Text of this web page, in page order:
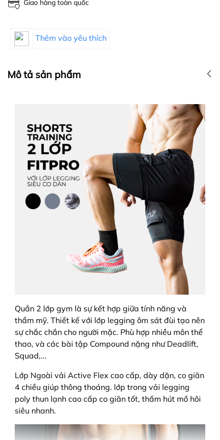
Giao hàng toàn quốc
Thêm vào yêu thích
Mô tả sản phẩm
Quần 2 lớp gym là sự kết hợp giữa tính năng và
thẩm mỹ. Thiết kế với lớp legging ôm sát đùi tạo nên
sự chắc chắn cho người mặc. Phù hợp nhiều môn thể
thao, và các bài tập Compound nặng như Deadlift,
Squad,...
Lớp Ngoài vải Active Flex cao cấp, dày dặn, co giãn
4 chiều giúp thông thoáng. lớp trong vải legging
poly thun lạnh cao cấp co giãn tốt, thấm hút mồ hôi
siêu nhanh.